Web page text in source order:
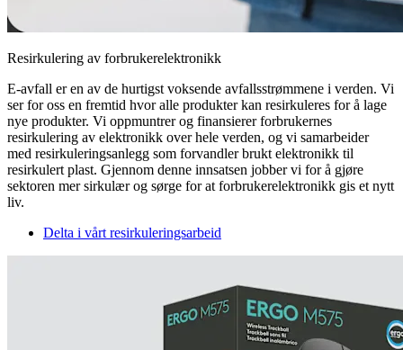
Resirkulering av forbrukerelektronikk
E-avfall er en av de hurtigst voksende avfallsstrømmene i verden. Vi
ser for oss en fremtid hvor alle produkter kan resirkuleres for å lage
nye produkter. Vi oppmuntrer og finansierer forbrukernes
resirkulering av elektronikk over hele verden, og vi samarbeider
med resirkuleringsanlegg som forvandler brukt elektronikk til
resirkulert plast. Gjennom denne innsatsen jobber vi for å gjøre
sektoren mer sirkulær og sørge for at forbrukerelektronikk gis et nytt
liv.
Delta i vårt resirkuleringsarbeid